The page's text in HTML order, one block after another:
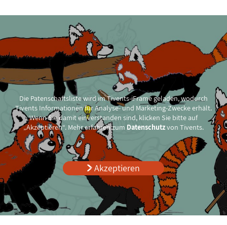
Die Patenschaftsliste wird im Tivents-iFrame geladen, wodurch
Tivents Informationen für Analyse- und Marketing-Zwecke erhält.
Wenn Sie damit einverstanden sind, klicken Sie bitte auf
„Akzeptieren“. Mehr erfahren zum Datenschutzvon Tivents.
Akzeptieren